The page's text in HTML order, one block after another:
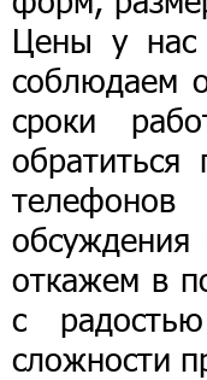
Цены у нас
соблюдаем
сроки
откажем в
с
сложности